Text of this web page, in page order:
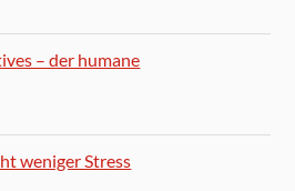
– der humane
weniger Stress